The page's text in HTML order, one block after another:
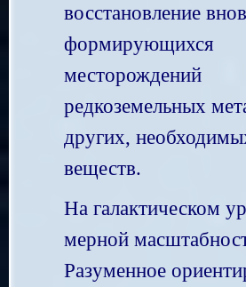
восстановление
формирующихся
месторождений
редкоземельных
других,
веществ.
На галактическом
мерной
Разуменное